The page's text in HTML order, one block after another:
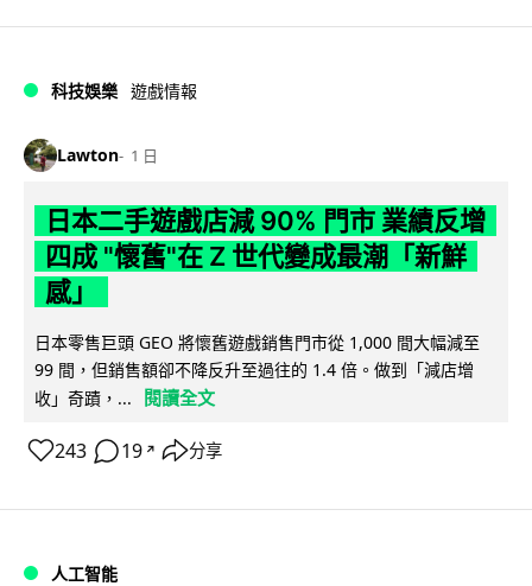
科技娛樂 遊戲情報
Lawton 1 日
日本二手遊戲店減 90% 門市 業績反增
四成 "懷舊"在 Z 世代變成最潮「新鮮
感」
日本零售巨頭 GEO 將懷舊遊戲銷售門市從 1,000 間大幅減至
99 間，但銷售額卻不降反升至過往的 1.4 倍。做到「減店增
收」奇蹟，...
閱讀全文
243 19 ↗ 分享
人工智能